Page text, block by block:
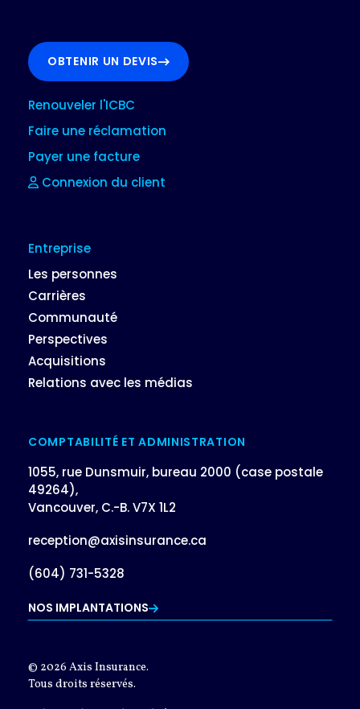
OBTENIR UN DEVIS
Renouveler l'ICBC
Faire une réclamation
Payer une facture
Connexion du client
Entreprise
Les personnes
Carrières
Communauté
Perspectives
Acquisitions
Relations avec les médias
COMPTABILITÉ ET ADMINISTRATION
1055, rue Dunsmuir, bureau 2000 (case postale
49264),
Vancouver, C.-B. V7X 1L2
reception@axisinsurance.ca
(604) 731-5328
NOS IMPLANTATIONS
© 2026 Axis Insurance.
Tous droits réservés.